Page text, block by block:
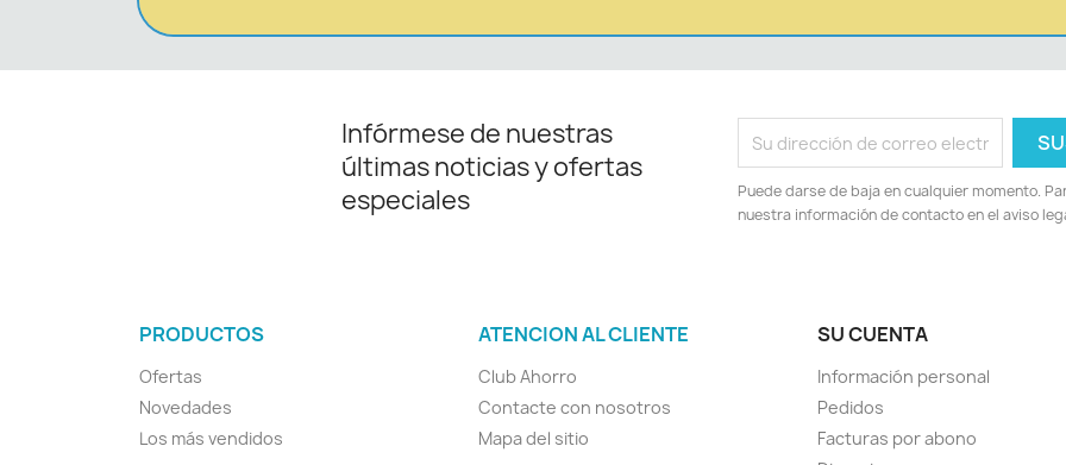
Infórmese de nuestras
últimas noticias y ofertas
especiales
Puede darse de baja en cualquier momento.
nuestra información de contacto en el aviso
PRODUCTOS
Ofertas
Novedades
Los más vendidos
ATENCION AL CLIENTE
Club Ahorro
Contacte con nosotros
Mapa del sitio
SU CUENTA
Información personal
Pedidos
Facturas por abono